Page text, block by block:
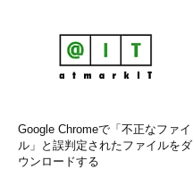
Google Chromeで「不正なファイ
ル」と誤判定されたファイルをダ
ウンロードする